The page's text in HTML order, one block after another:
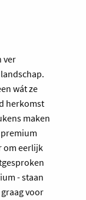
ver
wát ze
herkomst
maken
om eerlijk
- staan
voor